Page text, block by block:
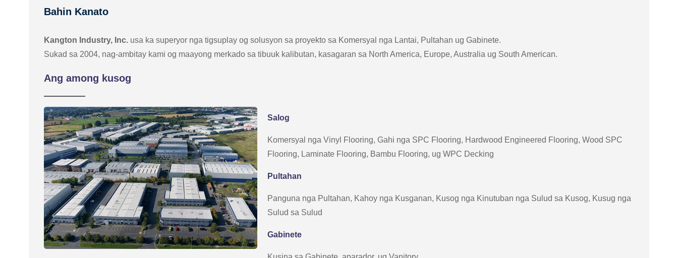
Bahin Kanato
Kangton Industry, Inc. usa ka superyor nga tigsuplay og solusyon sa proyekto sa Komersyal nga Lantai, Pultahan ug Gabinete.
Sukad sa 2004, nag-ambitay kami og maayong merkado sa tibuuk kalibutan, kasagaran sa North America, Europe, Australia ug South American.
Ang among kusog
Salog
Komersyal nga Vinyl Flooring, Gahi nga SPC Flooring, Hardwood Engineered Flooring, Wood SPC
Flooring, Laminate Flooring, Bambu Flooring, ug WPC Decking
Pultahan
Panguna nga Pultahan, Kahoy nga Kusganan, Kusog nga Kinutuban nga Sulud sa Kusog, Kusug nga
Sulud sa Sulud
Gabinete